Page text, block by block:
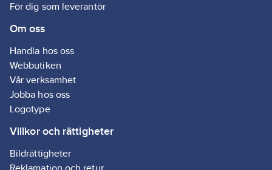
För dig som leverantör
Om oss
Handla hos oss
Webbutiken
Vår verksamhet
Jobba hos oss
Logotype
Villkor och rättigheter
Bildrättigheter